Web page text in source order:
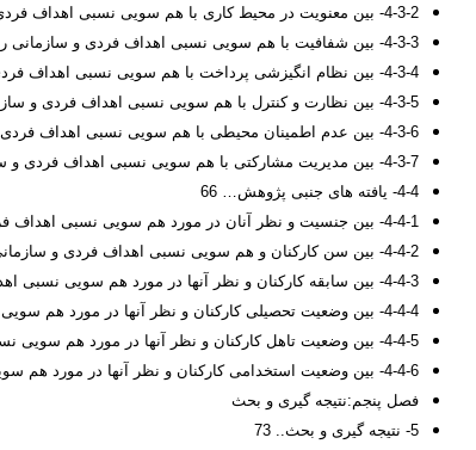
4-3-2- بین معنویت در محیط کاری با هم سویی نسبی اهداف فردی و سازمانی رابطه معنادار وجود دارد. 62
4-3-3- بین شفافیت با هم سویی نسبی اهداف فردی و سازمانی رابطه معنادار وجود دارد. 63
4-3-4- بین نظام انگیزشی پرداخت با هم سویی نسبی اهداف فردی و سازمانی رابطه معنادار وجود دارد. 64
4-3-5- بین نظارت و کنترل با هم سویی نسبی اهداف فردی و سازمانی رابطه معنادار وجود دارد. 64
4-3-6- بین عدم اطمینان محیطی با هم سویی نسبی اهداف فردی و سازمانی رابطه معنادار وجود دارد. 65
4-3-7- بین مدیریت مشارکتی با هم سویی نسبی اهداف فردی و سازمانی رابطه معنادار وجود دارد. 66
4-4- یافته های جنبی پژوهش… 66
4-4-1- بین جنسیت و نظر آنان در مورد هم سویی نسبی اهداف فردی و سازمانی تفاوت معناداری وجود دارد. 66
4-4-2- بین سن کارکنان و هم سویی نسبی اهداف فردی و سازمانی تفاوت معناداری وجود دارد. 67
4-4-3- بین سابقه کارکنان و نظر آنها در مورد هم سویی نسبی اهداف فردی و سازمانی رابطه معناداری وجود دارد. 68
4-4-4- بین وضعیت تحصیلی کارکنان و نظر آنها در مورد هم سویی نسبی اهداف فردی و سازمانی تفاوت معناداری وجود دارد. 69
4-4-5- بین وضعیت تاهل کارکنان و نظر آنها در مورد هم سویی نسبی اهداف فردی و سازمانی تفاوت معناداری وجود دارد. 70
4-4-6- بین وضعیت استخدامی کارکنان و نظر آنها در مورد هم سویی نسبی اهداف فردی و سازمانی تفاوت معناداری وجود دارد. 70
فصل پنجم:نتیجه گیری و بحث
5- نتیجه گیری و بحث.. 73